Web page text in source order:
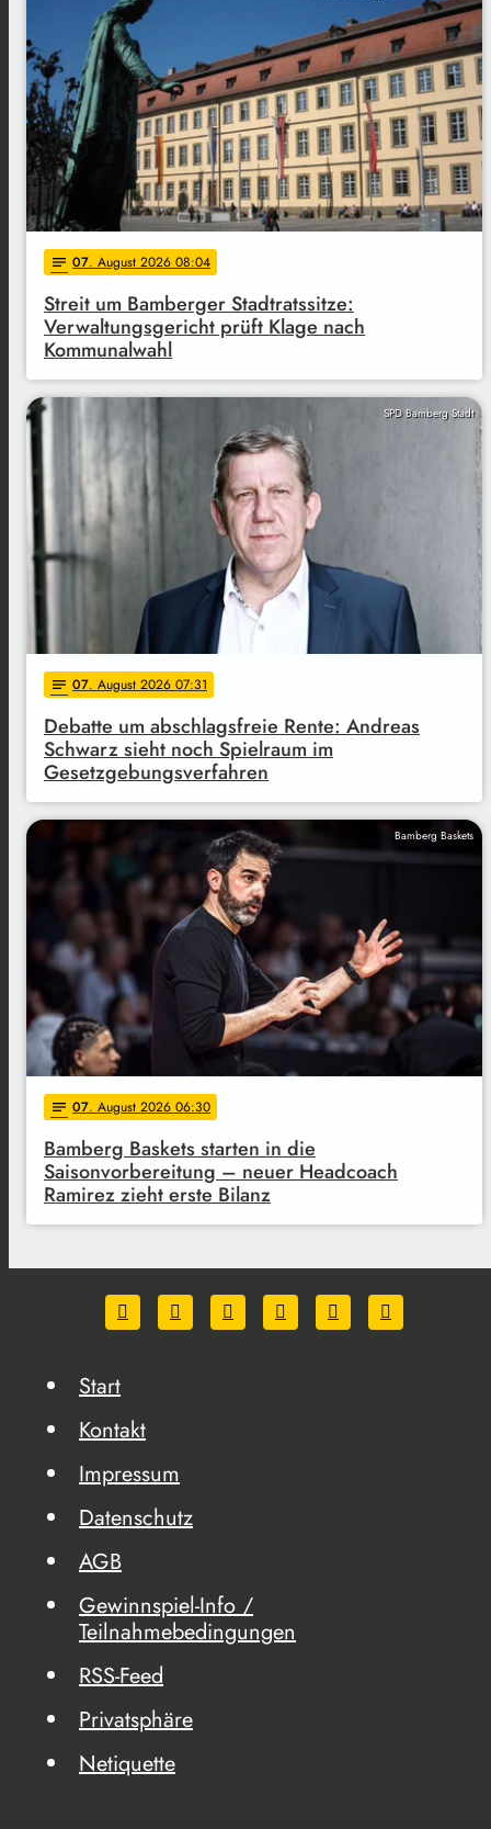
notes 07. August 2026 08:04
Streit um Bamberger Stadtratssitze:
Verwaltungsgericht prüft Klage nach
Kommunalwahl
SPD Bamberg Stadt
notes 07. August 2026 07:31
Debatte um abschlagsfreie Rente: Andreas
Schwarz sieht noch Spielraum im
Gesetzgebungsverfahren
Bamberg Baskets
notes 07. August 2026 06:30
Bamberg Baskets starten in die
Saisonvorbereitung – neuer Headcoach
Ramirez zieht erste Bilanz
Start
Kontakt
Impressum
Datenschutz
AGB
Gewinnspiel-Info /
Teilnahmebedingungen
RSS-Feed
Privatsphäre
Netiquette